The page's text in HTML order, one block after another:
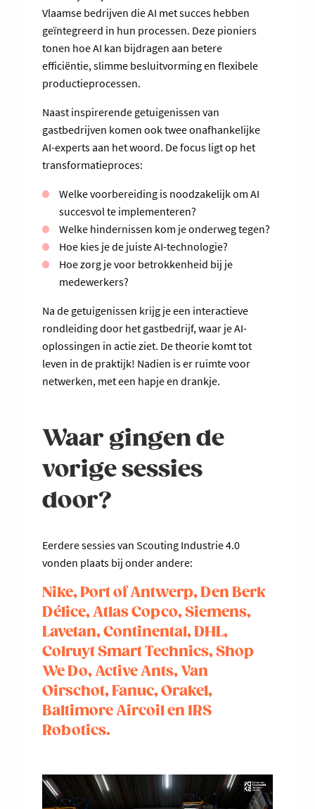
Vlaamse bedrijven die AI met succes hebben
geïntegreerd in hun processen. Deze pioniers
tonen hoe AI kan bijdragen aan betere
efficiëntie, slimme besluitvorming en flexibele
productieprocessen.
Naast inspirerende getuigenissen van
gastbedrijven komen ook twee onafhankelijke
AI-experts aan het woord. De focus ligt op het
transformatieproces:
Welke voorbereiding is noodzakelijk om AI
succesvol te implementeren?
Welke hindernissen kom je onderweg tegen?
Hoe kies je de juiste AI-technologie?
Hoe zorg je voor betrokkenheid bij je
medewerkers?
Na de getuigenissen krijg je een interactieve
rondleiding door het gastbedrijf, waar je AI-
oplossingen in actie ziet. De theorie komt tot
leven in de praktijk! Nadien is er ruimte voor
netwerken, met een hapje en drankje.
Waar gingen de
vorige sessies
door?
Eerdere sessies van Scouting Industrie 4.0
vonden plaats bij onder andere:
Nike, Port of Antwerp, Den Berk
Délice, Atlas Copco, Siemens,
Lavetan, Continental, DHL,
Colruyt Smart Technics, Shop
We Do, Active Ants, Van
Oirschot, Fanuc, Orakel,
Baltimore Aircoil en IRS
Robotics.